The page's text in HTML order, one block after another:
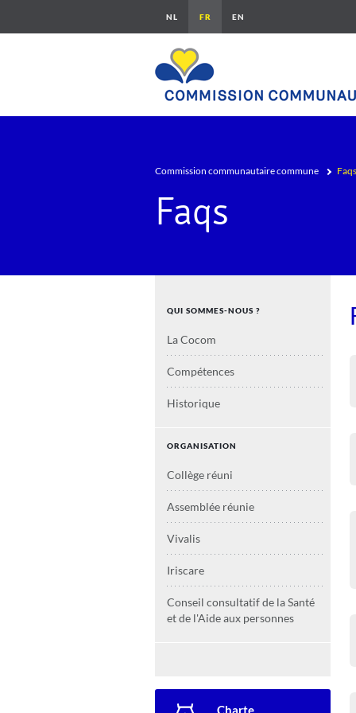
Fil d'Ariane
Commission communautaire commune Faqs
Faqs
QUI SOMMES-NOUS ?
La Cocom
Compétences
Historique
ORGANISATION
Collège réuni
Assemblée réunie
Vivalis
Iriscare
Conseil consultatif de la Santé
et de l'Aide aux personnes
Charte